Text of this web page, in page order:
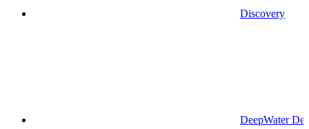
Discovery
DeepWater